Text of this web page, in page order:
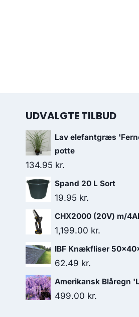
UDVALGTE TILBUD
Lav elefantgræs
potte
134.95 kr.
Spand 20 L Sort
19.95 kr.
CHX2000 (20V) m/
1,199.00 kr.
IBF Knækfliser
62.49 kr.
Amerikansk Blåregn
499.00 kr.